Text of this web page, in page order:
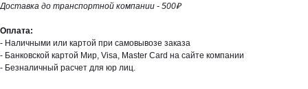
Доставка до транспортной компании - 500₽
Оплата:
- Наличными или картой при самовывозе заказа
- Банковской картой Мир, Visa, Master Card на сайте компании
- Безналичный расчет для юр лиц.